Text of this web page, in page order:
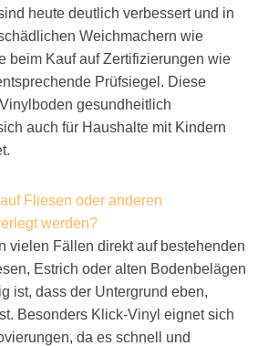
heute deutlich verbessert und in
Weichmachern wie
beim Kauf auf Zertifizierungen wie
Prüfsiegel. Diese
gesundheitlich
auch für Haushalte mit Kindern
Fliesen oder anderen
werden?
vielen Fällen direkt auf bestehenden
Estrich oder alten Bodenbelägen
ist, dass der Untergrund eben,
Besonders Klick-Vinyl eignet sich
da es schnell und